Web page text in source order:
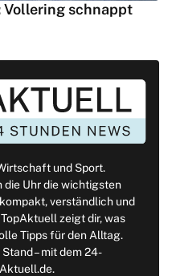
Vollering schnappt
und Sport.
die Uhr die wichtigsten
verständlich und
zeigt dir, was
Tipps für den Alltag.
– mit dem 24-